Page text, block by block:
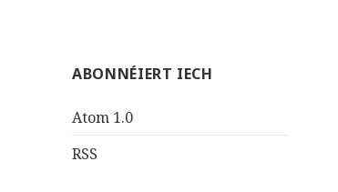
ABONNÉIERT IECH
Atom 1.0
RSS